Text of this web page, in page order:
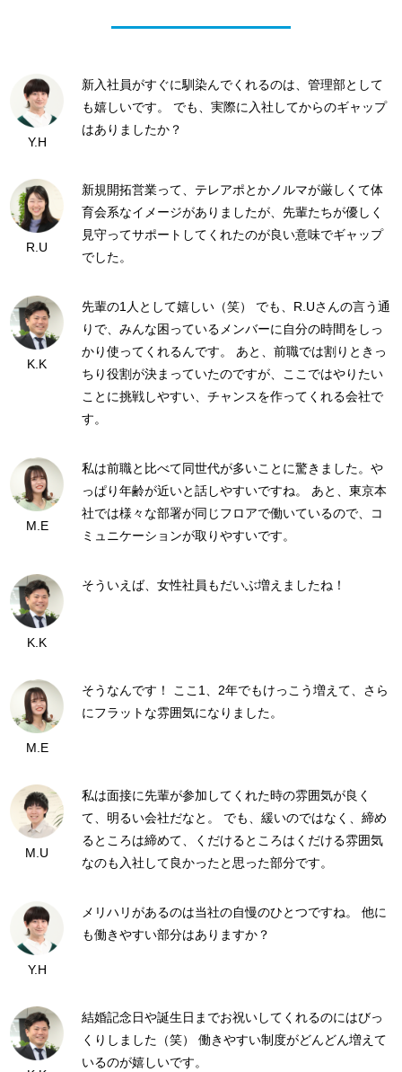
Y.H
新入社員がすぐに馴染んでくれるのは、管理部として
も嬉しいです。 でも、実際に入社してからのギャップ
はありましたか？
R.U
新規開拓営業って、テレアポとかノルマが厳しくて体
育会系なイメージがありましたが、先輩たちが優しく
見守ってサポートしてくれたのが良い意味でギャップ
でした。
K.K
先輩の1人として嬉しい（笑） でも、R.Uさんの言う通
りで、みんな困っているメンバーに自分の時間をしっ
かり使ってくれるんです。 あと、前職では割りときっ
ちり役割が決まっていたのですが、ここではやりたい
ことに挑戦しやすい、チャンスを作ってくれる会社で
す。
M.E
私は前職と比べて同世代が多いことに驚きました。や
っぱり年齢が近いと話しやすいですね。 あと、東京本
社では様々な部署が同じフロアで働いているので、コ
ミュニケーションが取りやすいです。
K.K
そういえば、女性社員もだいぶ増えましたね！
M.E
そうなんです！ ここ1、2年でもけっこう増えて、さら
にフラットな雰囲気になりました。
M.U
私は面接に先輩が参加してくれた時の雰囲気が良く
て、明るい会社だなと。 でも、緩いのではなく、締め
るところは締めて、くだけるところはくだける雰囲気
なのも入社して良かったと思った部分です。
Y.H
メリハリがあるのは当社の自慢のひとつですね。 他に
も働きやすい部分はありますか？
結婚記念日や誕生日までお祝いしてくれるのにはびっ
くりしました（笑） 働きやすい制度がどんどん増えて
いるのが嬉しいです。